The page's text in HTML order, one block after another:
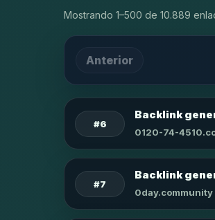
Mostrando 1–500 de 10.889
Anterior
#6
Backlink
0120-74-
#7
Backlink
0day.community